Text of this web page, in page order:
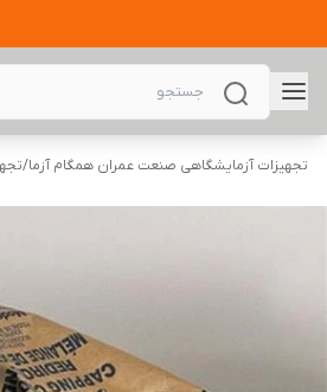
تجهیزات آزمایشگاهی صنعت عمران همگام آزما/